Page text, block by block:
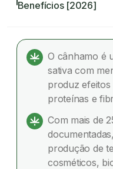
Benefícios [2026]
Benefícios [2026]
O que é o
Diferença entre
Para que serve o
Benefícios do
O cânhamo é
sativa com
produz efeitos
proteínas e
Com mais de
produção de
cosméticos,